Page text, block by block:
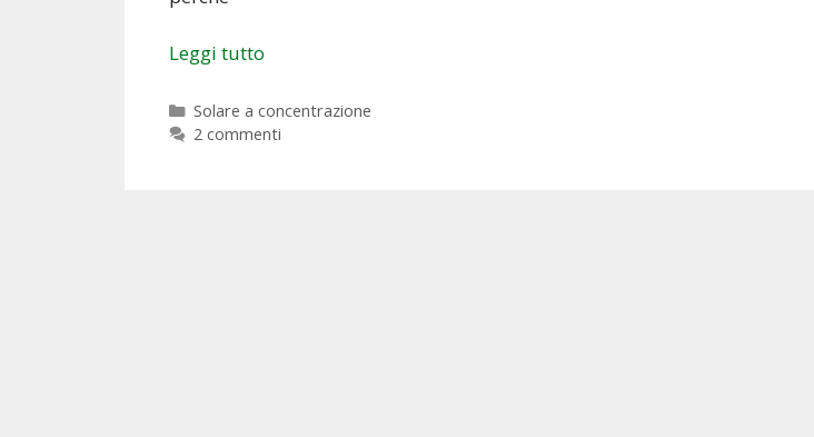
Leggi tutto
Categorie
Solare a concentrazione
2 commenti